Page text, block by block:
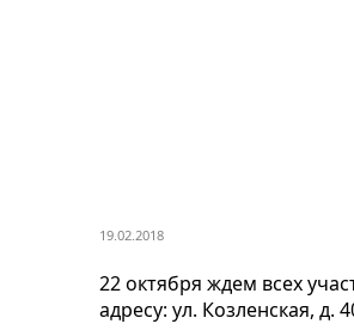
19.02.2018
22 октября ждем всех
адресу: ул. Козленская, д.